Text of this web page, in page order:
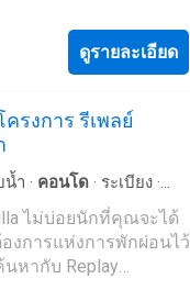
ายในโครงการ - โซน
โซน Stretching - ห้อง
งอาบน้ำ- ฝึกอบรมส่วน
ดุลร่างกาย (มีค่า
าความปลอดภัย 24
นตัว หากเริ่มเดินทาง
ย ให้มุ่งหน้าไปทางทิศ
วขวามาประมาณ 800
ขับตรงไปประมาณ 700
บตรงไปช้า ๆ ประมาณ
ะดวกล็อบบี้สปอร์ตคลับ
าสเกตบอล ฟิตเนส
ในโครงการทางเดิน
ดร้านสะดวกซื้อภายใน
ดภัย 24 ชั่วโมงด้วย
เมตร ที่ตั้งและการเดิน
& Pool Villa ตั้งอยู่ที่
อ.เกาะสมุย
งมาจากสนามบินนานา
เมตร แล้วเลี้ยวขวา
3.1 กิโลเมตร จากนั้น
พบกับโครงการตั้งอยู่
าคาค่าเช่า ฿38,000 ต่อ
ดูรายละเอียด
รงการ รีเพลย์
น้ำ · คอนโด · ระเบียง ·
ผสมผสาน· อินเตอร์เน็ต
ยน้ำ·ลานระเบียง·เคเบิ้ล
ก·เจ้าหน้าที่อำนวยความ
ไม่บ่อยนักที่คุณจะได้
งการแห่งการพักผ่อนไว้
หากับ Replay